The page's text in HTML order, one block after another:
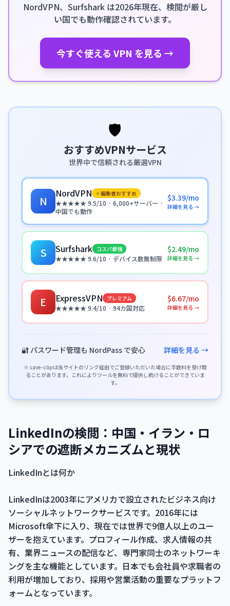
NordVPN、Surfshark は2026年現在、検閲が厳し
い国でも動作確認されています。
今すぐ使える VPN を見る →
🛡️
おすすめVPNサービス
世界中で信頼される厳選VPN
N
NordVPN ⭐ 編集者おすすめ
★★★★★ 9.5/10 · 6,000+サーバー ·
中国でも動作
$3.39/mo
詳細を見る →
S Surfshark コスパ最強
★★★★★ 9.6/10 · デバイス数無制限
$2.49/mo
詳細を見る →
E ExpressVPN プレミアム
★★★★★ 9.4/10 · 94カ国対応
$6.67/mo
詳細を見る →
🔐 パスワード管理も NordPass で安心 詳細を見る →
※ save-clipは当サイトのリンク経由でご登録いただいた場合に手数料を受け取
ることがあります。これによりツールを無料で提供し続けることができていま
す。
LinkedInの検閲：中国・イラン・ロ
シアでの遮断メカニズムと現状
LinkedInとは何か
LinkedInは2003年にアメリカで設立されたビジネス向け
ソーシャルネットワークサービスです。2016年には
Microsoft傘下に入り、現在では世界で9億人以上のユー
ザーを抱えています。プロフィール作成、求人情報の共
有、業界ニュースの配信など、専門家同士のネットワーキ
ングを主な機能としています。日本でも会社員や求職者の
利用が増加しており、採用や営業活動の重要なプラットフ
ォームとなっています。